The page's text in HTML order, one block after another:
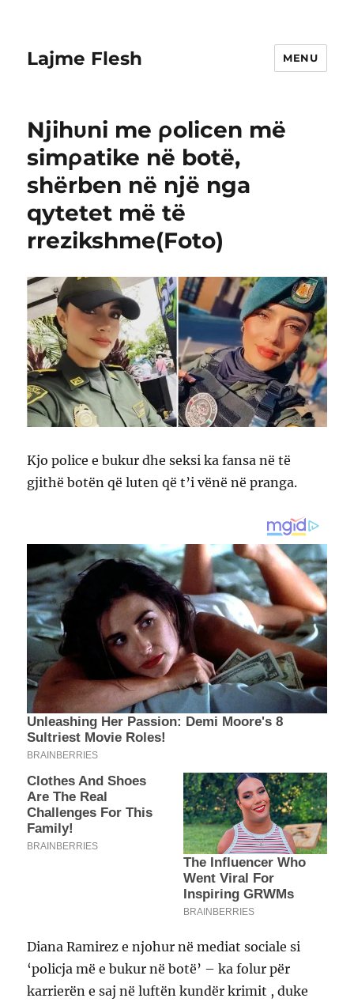
Lajme Flesh MENU
Njihυni me ρolicen më
simρatike në botë,
shërben në një nga
qytetet më të
rrezikshme(Foto)
Kjo police e bukur dhe seksi ka fansa në të
gjithë botën që luten që t’i vënë në pranga.
Diana Ramirez e njohur në mediat sociale si
‘policja më e bukur në botë’ – ka folur për
karrierën e saj në luftën kundër krimit , duke